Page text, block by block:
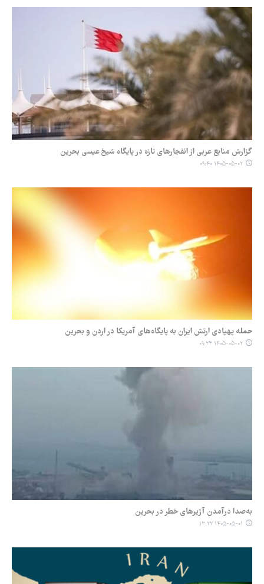
گزارش منابع عربی از انفجارهای تازه در پایگاه شیخ عیسی بحرین
۱۴۰۵-۰۵-۰۲ ۰۹:۴۰
حمله پهپادی ارتش ایران به پایگاه‌های آمریکا در اردن و بحرین
۱۴۰۵-۰۵-۰۲ ۰۹:۲۳
به‌صدا درآمدن آژیرهای خطر در بحرین
۱۴۰۵-۰۵-۰۱ ۱۳:۲۲